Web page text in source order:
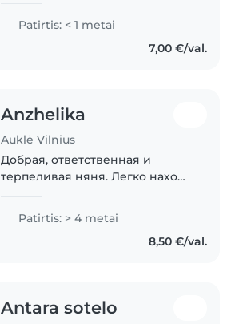
Patirtis: < 1 metai
7,00 €/val.
Anzhelika
Auklė Vilnius
Добрая, ответственная и
терпеливая няня. Легко нахожу
тёплую и безопасную
атмосферу. Rūpestinga,
atsakinga ir kantri auklė. Lengvai
Patirtis: > 4 metai
8,50 €/val.
Antara sotelo